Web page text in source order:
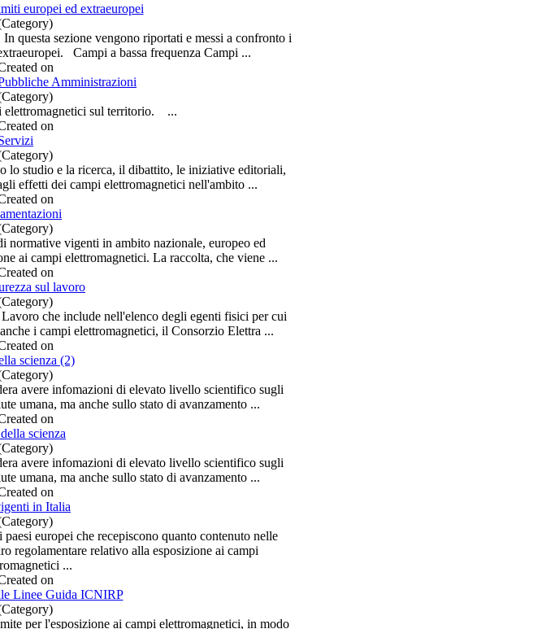
europei ed extraeuropei
questa sezione vengono riportati e messi a confronto i
Campi a bassa frequenza Campi ...
on
Amministrazioni
elettromagnetici sul territorio. ...
on
lo studio e la ricerca, il dibattito, le iniziative editoriali,
effetti dei campi elettromagnetici nell'ambito ...
on
normative vigenti in ambito nazionale, europeo ed
ai campi elettromagnetici. La raccolta, che viene ...
on
sul lavoro
che include nell'elenco degli egenti fisici per cui
i campi elettromagnetici, il Consorzio Elettra ...
on
scienza (2)
avere infomazioni di elevato livello scientifico sugli
umana, ma anche sullo stato di avanzamento ...
on
scienza
avere infomazioni di elevato livello scientifico sugli
umana, ma anche sullo stato di avanzamento ...
on
in Italia
europei che recepiscono quanto contenuto nelle
regolamentare relativo alla esposizione ai campi
...
on
Linee Guida ICNIRP
per l'esposizione ai campi elettromagnetici, in modo